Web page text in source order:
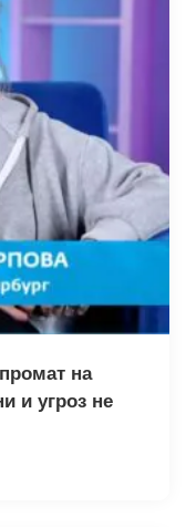
на
и угроз не